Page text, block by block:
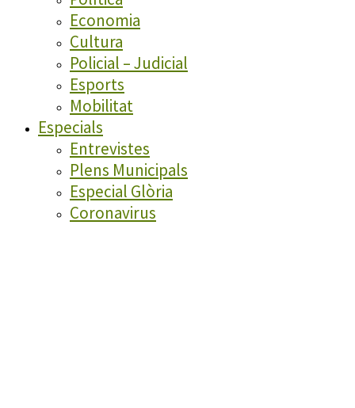
Economia
Cultura
Policial – Judicial
Esports
Mobilitat
Especials
Entrevistes
Plens Municipals
Especial Glòria
Coronavirus